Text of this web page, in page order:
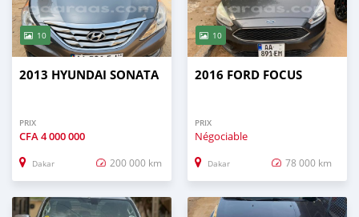
10
2013 HYUNDAI SONATA
PRIX
CFA4 000 000
Dakar 200 000 km
10
2016 FORD FOCUS
PRIX
Négociable
Dakar 78 000 km